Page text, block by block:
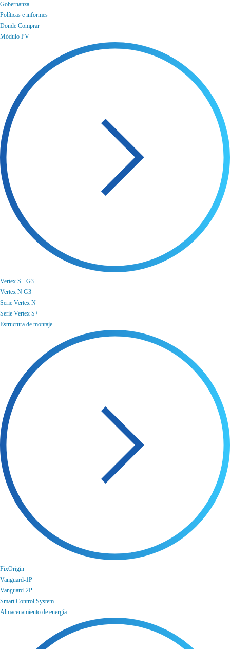
Gobernanza
Políticas e informes
Donde Comprar
Módulo PV
Vertex S+ G3
Vertex N G3
Serie Vertex N
Serie Vertex S+
Estructura de montaje
FixOrigin
Vanguard-1P
Vanguard-2P
Smart Control System
Almacenamiento de energía